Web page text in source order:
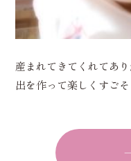
産まれてきてくれてあ
出を作って楽しくすご